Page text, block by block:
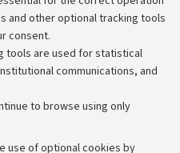
and other optional tracking tools
consent.
tools are used for statistical
communications, and
to browse using only
use of optional cookies by
us
plan